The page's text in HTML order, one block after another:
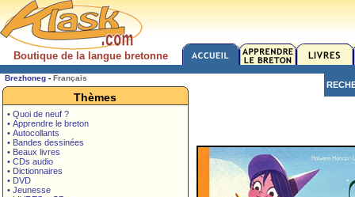
Boutique de la langue bretonne
Brezhoneg - Français
Thèmes
• Quoi de neuf ?
• Apprendre le breton
• Autocollants
• Bandes dessinées
• Beaux livres
• CDs audio
• Dictionnaires
• DVD
• Jeunesse